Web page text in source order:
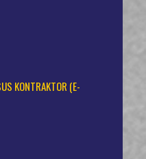
KONTRAKTOR (E-